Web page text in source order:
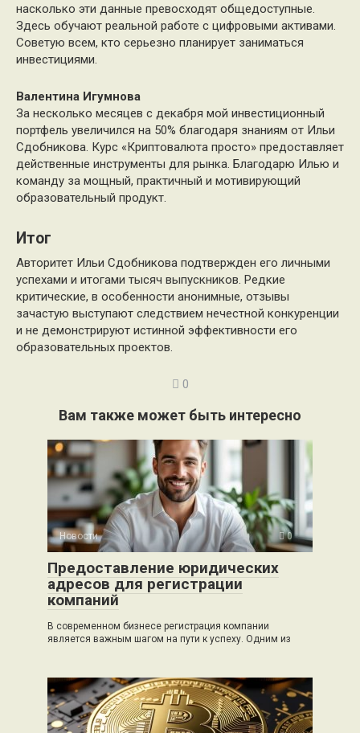
насколько эти данные превосходят общедоступные.
Здесь обучают реальной работе с цифровыми активами.
Советую всем, кто серьезно планирует заниматься
инвестициями.
Валентина Игумнова
За несколько месяцев с декабря мой инвестиционный
портфель увеличился на 50% благодаря знаниям от Ильи
Сдобникова. Курс «Криптовалюта просто» предоставляет
действенные инструменты для рынка. Благодарю Илью и
команду за мощный, практичный и мотивирующий
образовательный продукт.
Итог
Авторитет Ильи Сдобникова подтвержден его личными
успехами и итогами тысяч выпускников. Редкие
критические, в особенности анонимные, отзывы
зачастую выступают следствием нечестной конкуренции
и не демонстрируют истинной эффективности его
образовательных проектов.
0
Вам также может быть интересно
Новости 0
Предоставление юридических
адресов для регистрации
компаний
В современном бизнесе регистрация компании
является важным шагом на пути к успеху. Одним из